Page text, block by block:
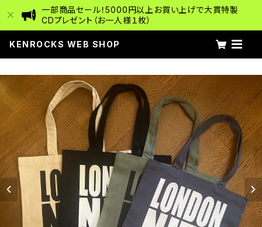
一部商品セール！5000円以上お買い上げで大貫特製
CDプレゼント（お一人様１枚）
KENROCKS WEB SHOP